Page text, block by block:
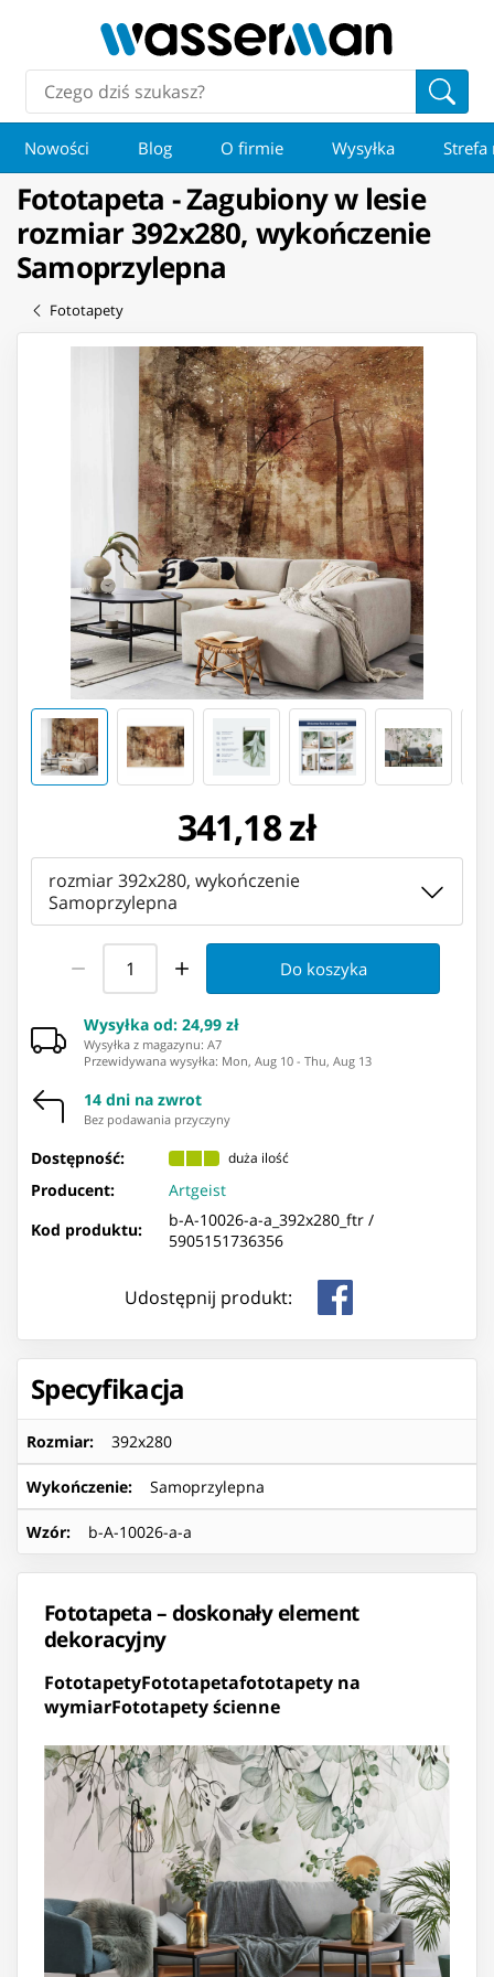
Nowości Blog O firmie Wysyłka Strefa
Fototapeta - Zagubiony w lesie
rozmiar 392x280, wykończenie
Samoprzylepna
Fototapety
341,18 zł
rozmiar 392x280, wykończenie
Samoprzylepna
Do koszyka
Wysyłka od: 24,99 zł
Wysyłka z magazynu: ⁨A7⁩
Przewidywana wysyłka: Mon, Aug 10 - Thu, Aug 13
14 dni na zwrot
Bez podawania przyczyny
Dostępność: duża ilość
Producent:
Artgeist
Kod produktu:
b-A-10026-a-a_392x280_ftr /
5905151736356
Udostępnij produkt:
Specyfikacja
Rozmiar: 392x280
Wykończenie: Samoprzylepna
Wzór: b-A-10026-a-a
Fototapeta – doskonały element
dekoracyjny
FototapetyFototapetafototapety na
wymiarFototapety ścienne